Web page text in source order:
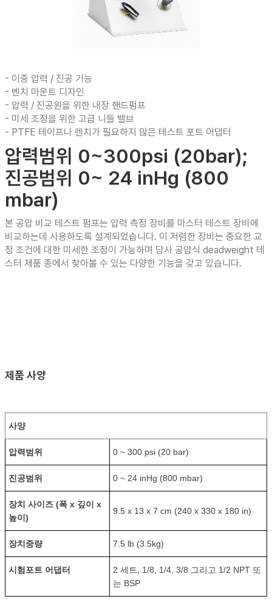
- 이중 압력 / 진공 기능
- 벤치 마운트 디자인
- 압력 / 진공원을 위한 내장 핸드펌프
- 미세 조정을 위한 고급 니들 밸브
- PTFE 테이프나 렌치가 필요하지 않은 테스트 포트 어댑터
압력범위 0~300psi (20bar);
진공범위 0~ 24 inHg (800
mbar)
본 공압 비교 테스트 펌프는 압력 측정 장비를 마스터 테스트 장비에
비교하는데 사용하도록 설계되었습니다. 이 저렴한 장비는 중요한 교
정 조건에 대한 미세한 조정이 가능하며 당사 공압식 deadweight 테
스터 제품 종에서 찾아볼 수 있는 다양한 기능을 갖고 있습니다.
제품 사양
사양
압력범위 0 ~ 300 psi (20 bar)
진공범위 0 ~ 24 inHg (800 mbar)
장치 사이즈 (폭 x 깊이 x
높이)
9.5 x 13 x 7 cm (240 x 330 x 180 in)
장치중량 7.5 lb (3.5kg)
시험포트 어댑터
2 세트, 1/8, 1/4, 3/8 그리고 1/2 NPT 또
는 BSP